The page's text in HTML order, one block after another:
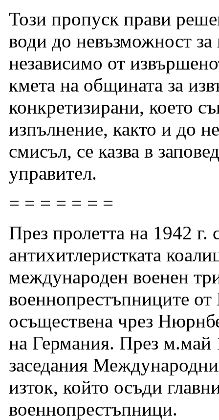
Този пропуск прави
води до невъзможност за
независимо от
кмета на общината за
конкретизирани, което
изпълнение, както и до
смисъл, се казва в
управител.
= = = = = = =
През пролетта на 1942 г.
антихитлеристката
международен военен
военнопрестъпниците от
осъществена чрез
на Германия. През м.май
заседания
изток, който осъди
военнопрестъпници.